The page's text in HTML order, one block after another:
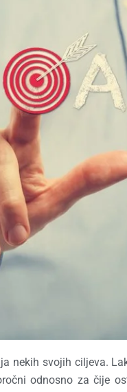
nekih svojih ciljeva.
odnosno za čije